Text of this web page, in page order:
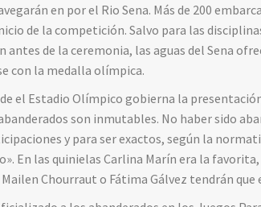
en por el Rio Sena. Más de 200
de la competición. Salvo para las
de la ceremonia, las aguas del Sena
con la medalla olímpica.
el Estadio Olímpico gobierna la
son inmutables. No haber sido
y para ser exactos, según la
En las quinielas Carlina Marín era la
Chourraut o Fátima Gálvez tendrán que